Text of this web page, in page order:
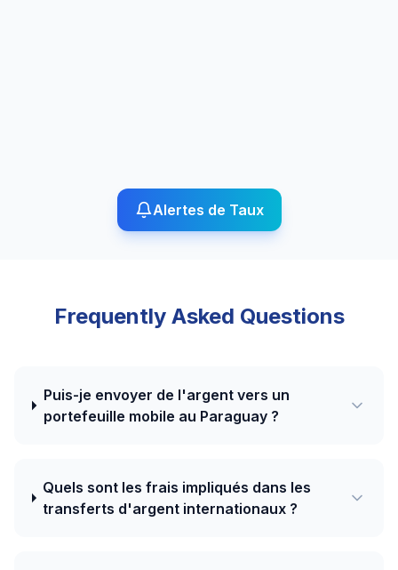
Alertes de Taux
Frequently Asked Questions
Puis-je envoyer de l'argent vers un
portefeuille mobile au Paraguay ?
Quels sont les frais impliqués dans les
transferts d'argent internationaux ?